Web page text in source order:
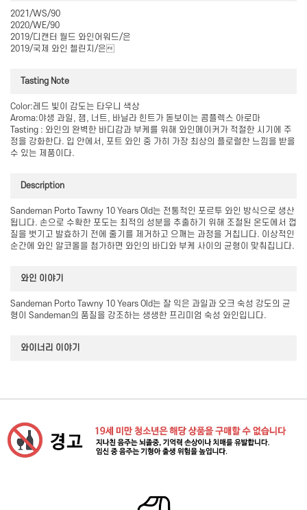
2021/WS/90
2020/WE/90
2019/디캔터 월드 와인어워드/은
2019/국제 와인 첼린지/은
Tasting Note
Color:레드 빛이 감도는 타우니 색상
Aroma:야생 과일, 잼, 너트, 바닐라 힌트가 돋보이는 콤플렉스 아로마
Tasting : 와인의 완벽한 바디감과 부케를 위해 와인메이커가 적절한 시기에 주
정을 강화한다. 입 안에서, 포트 와인 중 가히 가장 최상의 플로럴한 느낌을 받을
수 있는 제품이다.
Description
Sandeman Porto Tawny 10 Years Old는 전통적인 포르투 와인 방식으로 생산
됩니다. 손으로 수확한 포도는 최적의 성분을 추출하기 위해 조절된 온도에서 껍
질을 벗기고 발효하기 전에 줄기를 제거하고 으깨는 과정을 거칩니다. 이상적인
순간에 와인 알코올을 첨가하면 와인의 바디와 부케 사이의 균형이 맞춰집니다.
와인 이야기
Sandeman Porto Tawny 10 Years Old는 잘 익은 과일과 오크 숙성 강도의 균
형이 Sandeman의 품질을 강조하는 생생한 프리미엄 숙성 와인입니다.
와이너리 이야기